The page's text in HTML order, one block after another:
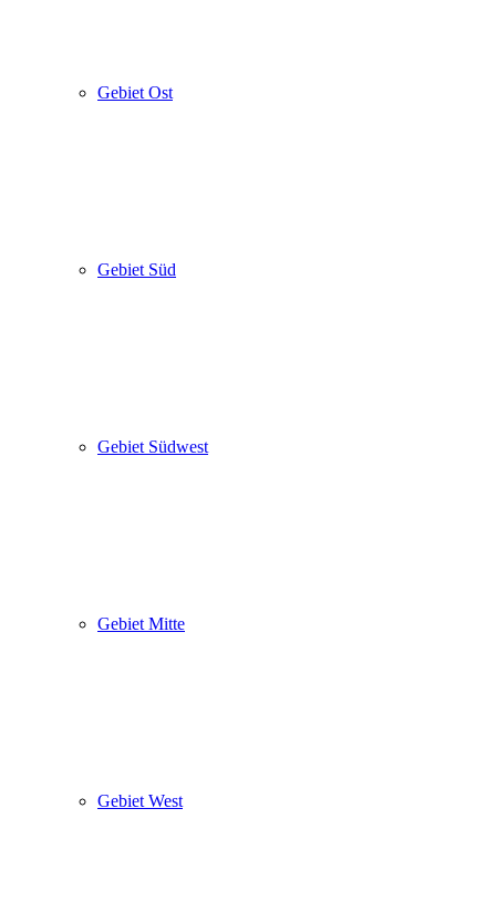
Gebiet Ost
Gebiet Süd
Gebiet Südwest
Gebiet Mitte
Gebiet West